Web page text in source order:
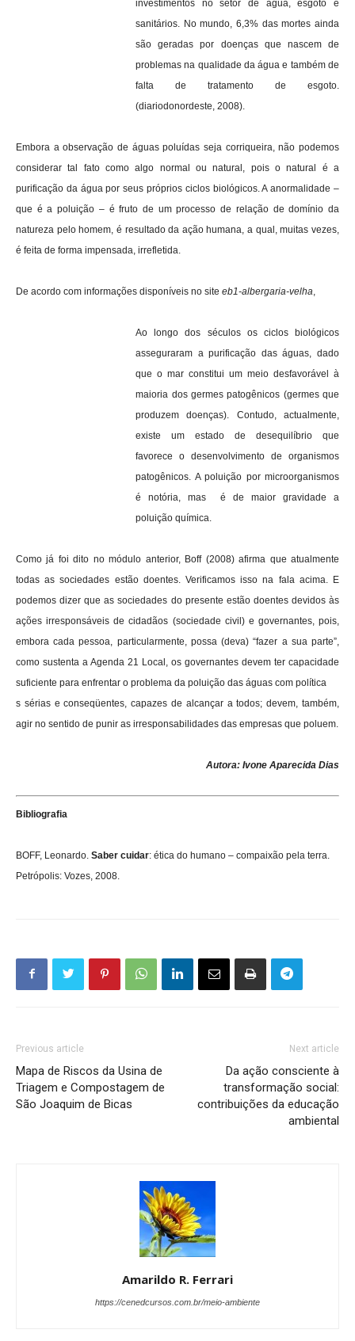
investimentos no setor de água, esgoto e
sanitários. No mundo, 6,3% das mortes ainda
são geradas por doenças que nascem de
problemas na qualidade da água e também de
falta de tratamento de esgoto.
(diariodonordeste, 2008).
Embora a observação de águas poluídas seja corriqueira, não podemos
considerar tal fato como algo normal ou natural, pois o natural é a
purificação da água por seus próprios ciclos biológicos. A anormalidade –
que é a poluição – é fruto de um processo de relação de domínio da
natureza pelo homem, é resultado da ação humana, a qual, muitas vezes,
é feita de forma impensada, irrefletida.
De acordo com informações disponíveis no site eb1-albergaria-velha,
Ao longo dos séculos os ciclos biológicos
asseguraram a purificação das águas, dado
que o mar constitui um meio desfavorável à
maioria dos germes patogênicos (germes que
produzem doenças). Contudo, actualmente,
existe um estado de desequilíbrio que
favorece o desenvolvimento de organismos
patogênicos. A poluição por microorganismos
é notória, mas é de maior gravidade a
poluição química.
Como já foi dito no módulo anterior, Boff (2008) afirma que atualmente
todas as sociedades estão doentes. Verificamos isso na fala acima. E
podemos dizer que as sociedades do presente estão doentes devidos às
ações irresponsáveis de cidadãos (sociedade civil) e governantes, pois,
embora cada pessoa, particularmente, possa (deva) “fazer a sua parte”,
como sustenta a Agenda 21 Local, os governantes devem ter capacidade
suficiente para enfrentar o problema da poluição das águas com política
s sérias e conseqüentes, capazes de alcançar a todos; devem, também,
agir no sentido de punir as irresponsabilidades das empresas que poluem.
Autora: Ivone Aparecida Dias
Bibliografia
BOFF, Leonardo. Saber cuidar: ética do humano – compaixão pela terra.
Petrópolis: Vozes, 2008.
Previous article
Mapa de Riscos da Usina de
Triagem e Compostagem de
São Joaquim de Bicas
Next article
Da ação consciente à
transformação social:
contribuições da educação
ambiental
Amarildo R. Ferrari
https://cenedcursos.com.br/meio-ambiente